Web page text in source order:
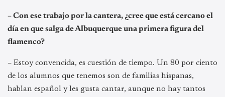
– Con ese trabajo por la cantera, ¿cree que está cercano el
día en que salga de Albuquerque una primera figura del
flamenco?
– Estoy convencida, es cuestión de tiempo. Un 80 por ciento
de los alumnos que tenemos son de familias hispanas,
hablan español y les gusta cantar, aunque no hay tantos